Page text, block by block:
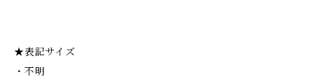
★表記サイズ
・不明